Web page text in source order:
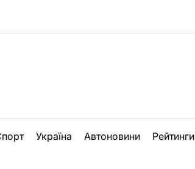
Україна Автоновини Рейтинги